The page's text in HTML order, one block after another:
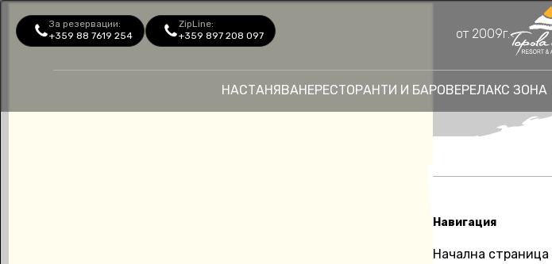
За резервации:
+359 88 7619 254
ZipLine:
+359 897 208 097
от 2009г.
НАСТАНЯВАНЕРЕСТОРАНТИ И БАРОВЕРЕЛАКС ЗОНА
Навигация
Начална страница